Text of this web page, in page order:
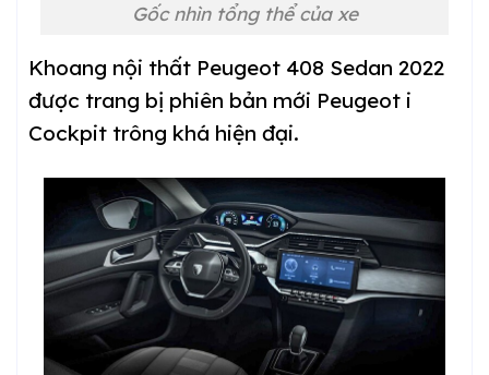
Gốc nhìn tổng thể của xe
Khoang nội thất Peugeot 408 Sedan 2022
được trang bị phiên bản mới Peugeot i
Cockpit trông khá hiện đại.